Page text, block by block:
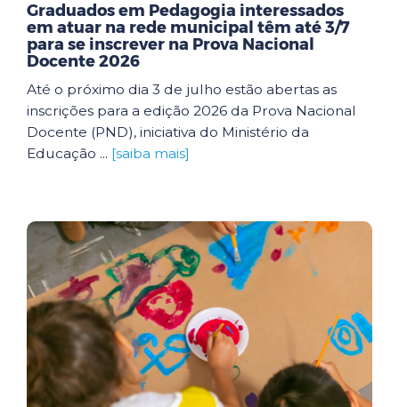
Graduados em Pedagogia interessados
em atuar na rede municipal têm até 3/7
para se inscrever na Prova Nacional
Docente 2026
Até o próximo dia 3 de julho estão abertas as
inscrições para a edição 2026 da Prova Nacional
Docente (PND), iniciativa do Ministério da
Educação ... [saiba mais]